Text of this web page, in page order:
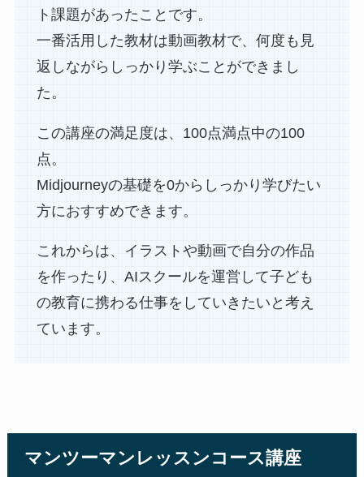
ト課題があったことです。
一番活用した教材は動画教材で、何度も見
返しながらしっかり学ぶことができまし
た。
この講座の満足度は、100点満点中の100
点。
Midjourneyの基礎を0からしっかり学びたい
方におすすめできます。
これからは、イラストや動画で自分の作品
を作ったり、AIスクールを運営して子ども
の教育に携わる仕事をしていきたいと考え
ています。
マンツーマンレッスンコース講座